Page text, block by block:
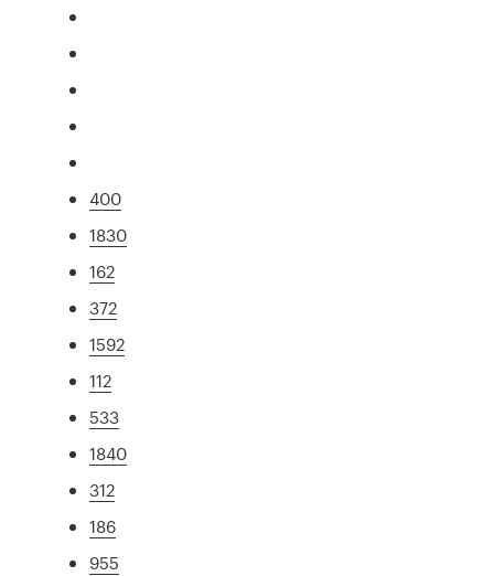
400
1830
162
372
1592
112
533
1840
312
186
955